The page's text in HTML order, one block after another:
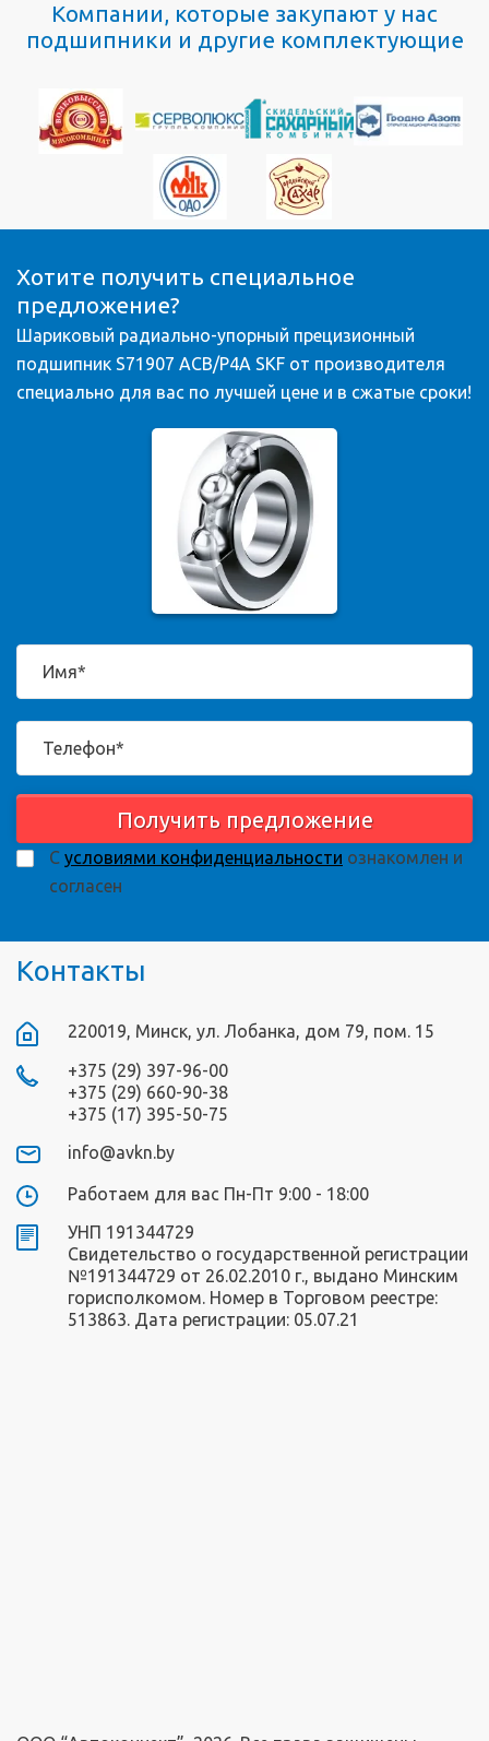
Компании, которые закупают у нас
подшипники и другие комплектующие
Хотите получить специальное
предложение?
Шариковый радиально-упорный прецизионный
подшипник S71907 ACB/P4A SKF от производителя
специально для вас по лучшей цене и в сжатые сроки!
Получить предложение
С условиями конфиденциальности ознакомлен и
согласен
Контакты
220019, Минск, ул. Лобанка, дом 79, пом. 15
+375 (29) 397-96-00
+375 (29) 660-90-38
+375 (17) 395-50-75
info@avkn.by
Работаем для вас Пн-Пт 9:00 - 18:00
УНП 191344729
Свидетельство о государственной регистрации
№191344729 от 26.02.2010 г., выдано Минским
горисполкомом. Номер в Торговом реестре:
513863. Дата регистрации: 05.07.21